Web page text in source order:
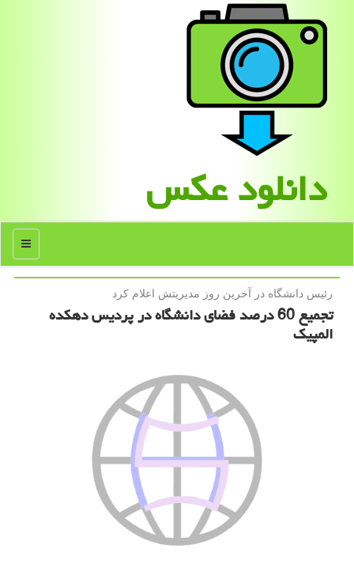
دانلود عكس
منو
رئیس دانشگاه در آخرین روز مدیریتش اعلام كرد
تجمیع 60 درصد فضای دانشگاه در پردیس دهکده
المپیک